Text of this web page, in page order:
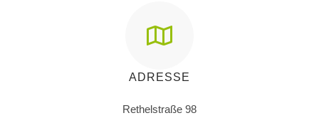
ADRESSE
Rethelstraße 98